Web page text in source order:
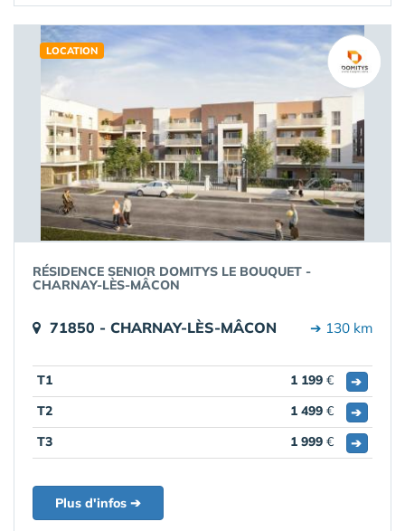
LOCATION
RÉSIDENCE SENIOR DOMITYS LE BOUQUET -
CHARNAY-LÈS-MÂCON
71850 - CHARNAY-LÈS-MÂCON ➔ 130 km
T1 1 199 €
➔
T2
1 499 €
➔
T3
1 999 € ➔
Plus d'infos ➔